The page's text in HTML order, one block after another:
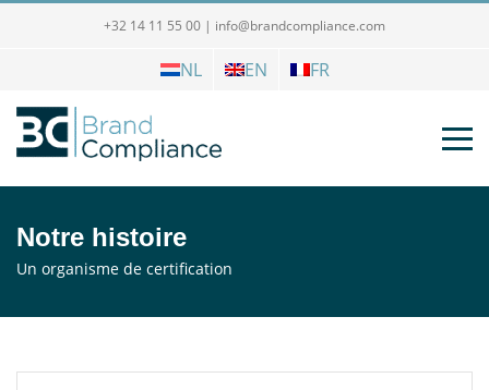
+32 14 11 55 00 | info@brandcompliance.com
NL EN FR
Notre histoire
Un organisme de certification